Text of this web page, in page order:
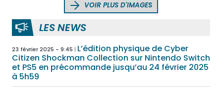
VOIR PLUS D'IMAGES
LES NEWS
23 février 2025 - 9:45
L’édition physique de Cyber
Citizen Shockman Collection sur Nintendo Switch
et PS5 en précommande jusqu’au 24 février 2025
à 5h59